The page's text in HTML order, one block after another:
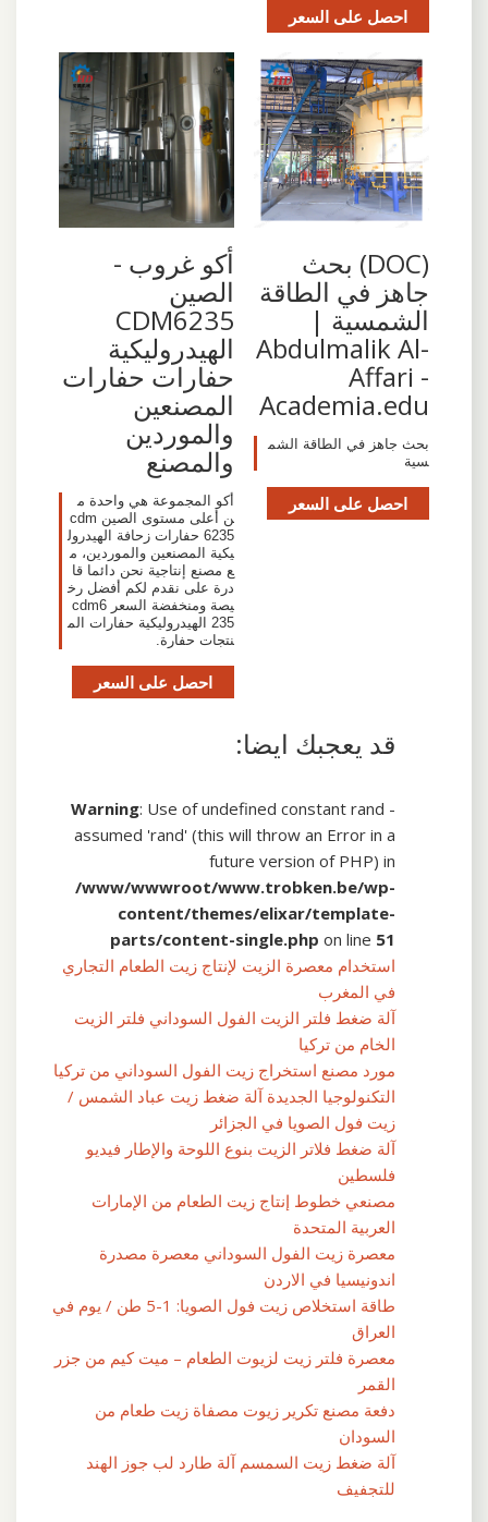
احصل على السعر
(DOC) بحث
جاهز في الطاقة
الشمسية |
Abdulmalik Al-
Affari -
Academia.edu
بحث جاهز في الطاقة الشم
سية
احصل على السعر
أكو غروب -
الصين
CDM6235
الهيدروليكية
حفارات حفارات
المصنعين
والموردين
والمصنع
أكو المجموعة هي واحدة م
ن أعلى مستوى الصين cdm
6235 حفارات زحافة الهيدرول
يكية المصنعين والموردين، م
ع مصنع إنتاجية نحن دائما قا
درة على نقدم لكم أفضل رخ
يصة ومنخفضة السعر cdm6
235 الهيدروليكية حفارات الم
نتجات حفارة.
احصل على السعر
قد يعجبك ايضا:
Warning: Use of undefined constant rand -
assumed 'rand' (this will throw an Error in a
future version of PHP) in
/www/wwwroot/www.trobken.be/wp-
content/themes/elixar/template-
parts/content-single.php on line 51
استخدام معصرة الزيت لإنتاج زيت الطعام التجاري
في المغرب
آلة ضغط فلتر الزيت الفول السوداني فلتر الزيت
الخام من تركيا
مورد مصنع استخراج زيت الفول السوداني من تركيا
التكنولوجيا الجديدة آلة ضغط زيت عباد الشمس /
زيت فول الصويا في الجزائر
آلة ضغط فلاتر الزيت بنوع اللوحة والإطار فيديو
فلسطين
مصنعي خطوط إنتاج زيت الطعام من الإمارات
العربية المتحدة
معصرة زيت الفول السوداني معصرة مصدرة
اندونيسيا في الاردن
طاقة استخلاص زيت فول الصويا: 1-5 طن / يوم في
العراق
معصرة فلتر زيت لزيوت الطعام – ميت كيم من جزر
القمر
دفعة مصنع تكرير زيوت مصفاة زيت طعام من
السودان
آلة ضغط زيت السمسم آلة طارد لب جوز الهند
للتجفيف